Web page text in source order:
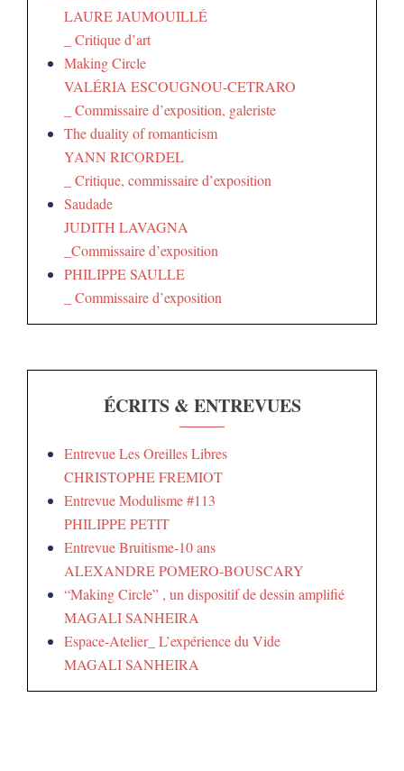
LAURE JAUMOUILLÉ
_ Critique d’art
Making Circle
VALÉRIA ESCOUGNOU-CETRARO
_ Commissaire d’exposition, galeriste
The duality of romanticism
YANN RICORDEL
_ Critique, commissaire d’exposition
Saudade
JUDITH LAVAGNA
_Commissaire d’exposition
PHILIPPE SAULLE
_ Commissaire d’exposition
ÉCRITS & ENTREVUES
Entrevue Les Oreilles Libres
CHRISTOPHE FREMIOT
Entrevue Modulisme #113
PHILIPPE PETIT
Entrevue Bruitisme-10 ans
ALEXANDRE POMERO-BOUSCARY
“Making Circle” , un dispositif de dessin amplifié
MAGALI SANHEIRA
Espace-Atelier_ L’expérience du Vide
MAGALI SANHEIRA